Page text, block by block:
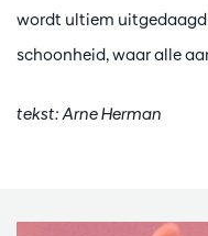
wordt ultiem uitgedaagd
schoonheid, waar alle
tekst: Arne Herman